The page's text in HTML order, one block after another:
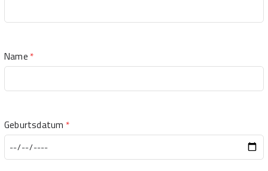
Name *
Geburtsdatum *